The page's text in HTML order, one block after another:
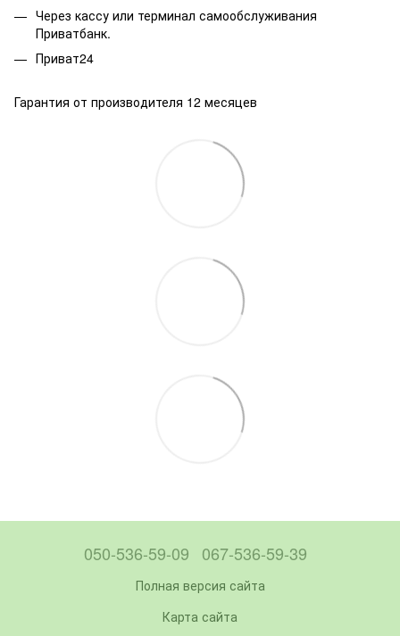
Через кассу или терминал самообслуживания
Приватбанк.
Приват24
Гарантия от производителя 12 месяцев
050-536-59-09 067-536-59-39
Полная версия сайта
Карта сайта